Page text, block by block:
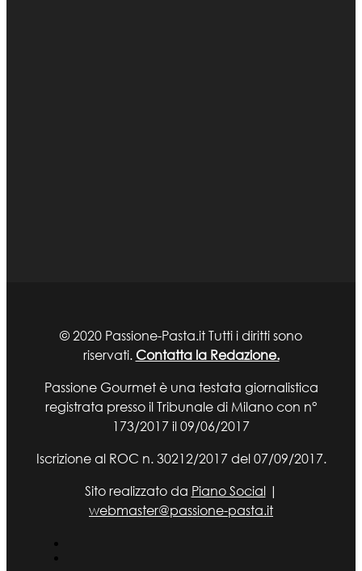
© 2020 Passione-Pasta.it Tutti i diritti sono
riservati. Contatta la Redazione.
Passione Gourmet è una testata giornalistica
registrata presso il Tribunale di Milano con n°
173/2017 il 09/06/2017
Iscrizione al ROC n. 30212/2017 del 07/09/2017.
Sito realizzato da Piano Social|
webmaster@passione-pasta.it